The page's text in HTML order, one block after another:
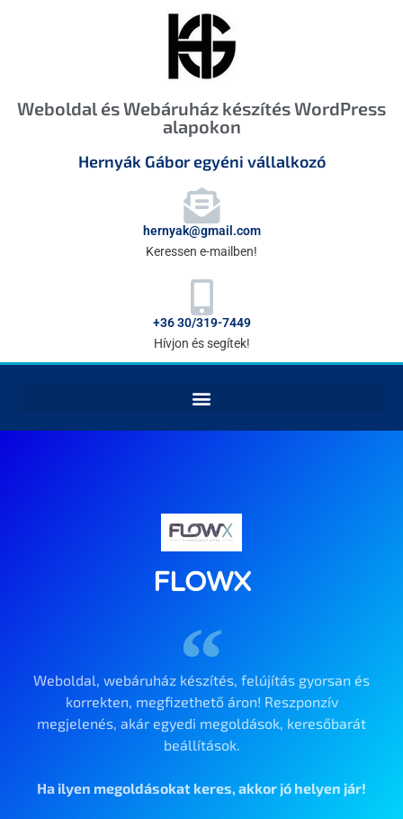
Weboldal és Webáruház készítés WordPress
alapokon
Hernyák Gábor egyéni vállalkozó
hernyak@gmail.com
Keressen e-mailben!
+36 30/319-7449
Hívjon és segítek!
FLOWX
Weboldal, webáruház készítés, felújítás gyorsan és
korrekten, megfizethető áron! Reszponzív
megjelenés, akár egyedi megoldások, keresőbarát
beállítások.
Ha ilyen megoldásokat keres, akkor jó helyen jár!